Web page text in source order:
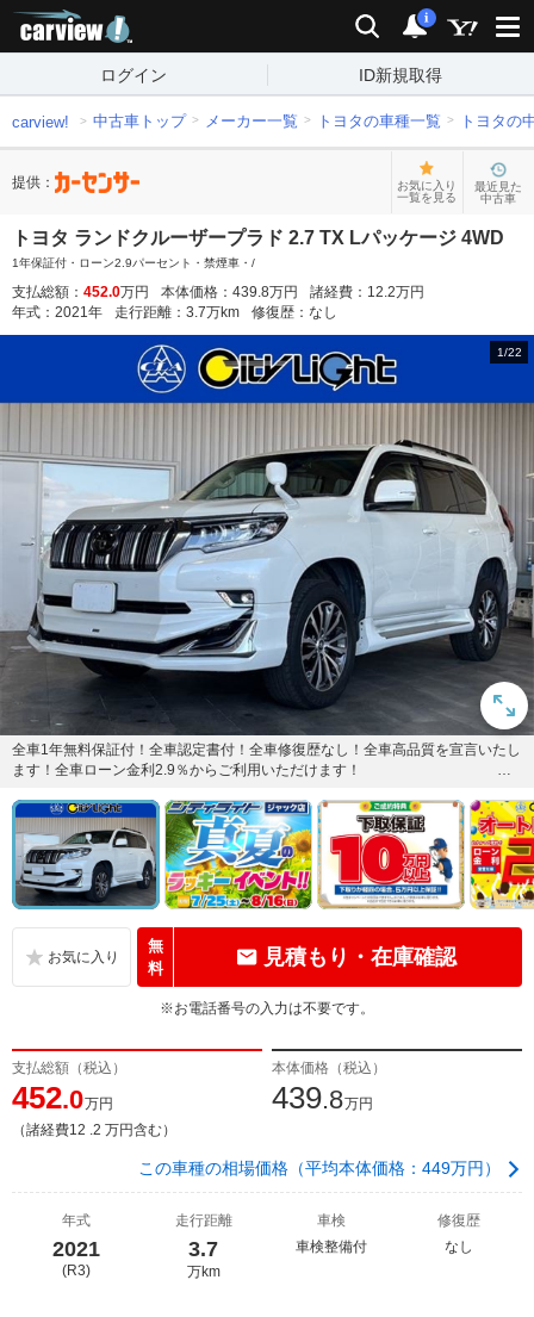
検索 通知
i
ログイン ID新規取得
carview! 中古車トップ メーカー一覧 トヨタの車種一覧 トヨタの
提供：
お気に入り
一覧を見る
最近見た
中古車
トヨタ ランドクルーザープラド 2.7 TX Lパッケージ 4WD
1年保証付・ローン2.9パーセント・禁煙車・/
支払総額： 452.0万円 本体価格： 439.8万円 諸経費： 12.2万円
年式： 2021年 走行距離： 3.7万km 修復歴： なし
1/22
全車1年無料保証付！全車認定書付！全車修復歴なし！全車高品質を宣言いたし
ます！全車ローン金利2.9％からご利用いただけます！
無
料
見積もり・在庫確認
※お電話番号の入力は不要です。
支払総額（税込）
452.0万円
（諸経費12 .2 万円含む）
本体価格（税込）
439.8万円
この車種の相場価格（平均本体価格：449万円）
年式
2021
(R3)
走行距離
3.7
万km
車検
車検整備付
修復歴
なし